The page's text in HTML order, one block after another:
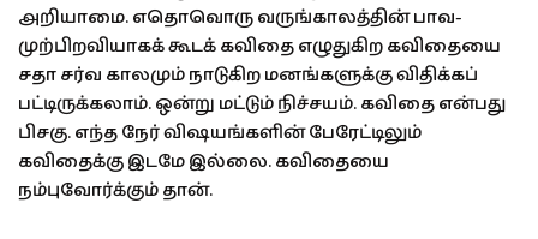
அறியாமை. எதொவொரு வருங்காலத்தின் பாவ-
முற்பிறவியாகக் கூடக் கவிதை எழுதுகிற கவிதையை
சதா சர்வ காலமும் நாடுகிற மனங்களுக்கு விதிக்கப்
பட்டிருக்கலாம். ஒன்று மட்டும் நிச்சயம். கவிதை என்பது
பிசகு. எந்த நேர் விஷயங்களின் பேரேட்டிலும்
கவிதைக்கு இடமே இல்லை. கவிதையை
நம்புவோர்க்கும் தான்.